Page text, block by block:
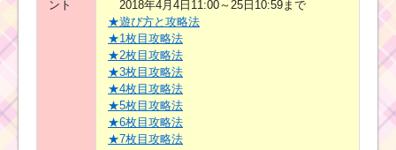
ント
2018年4月4日11:00～25日10:59まで
★遊び方と攻略法
★1枚目攻略法
★2枚目攻略法
★3枚目攻略法
★4枚目攻略法
★5枚目攻略法
★6枚目攻略法
★7枚目攻略法